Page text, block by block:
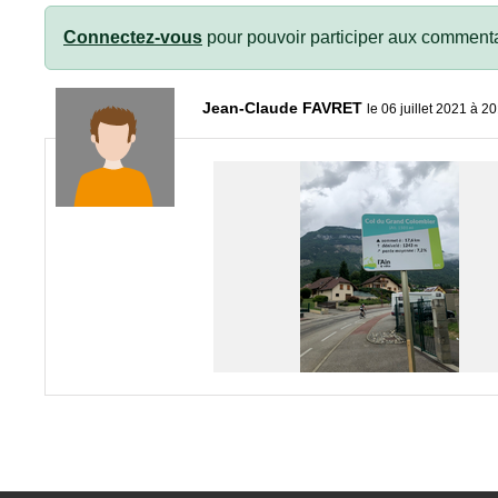
Connectez-vous pour pouvoir participer aux
Jean-Claude FAVRET le 06 juillet 2021 à